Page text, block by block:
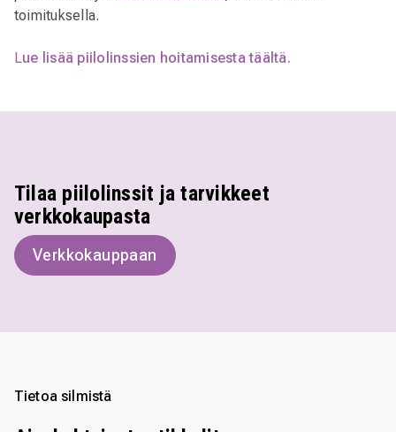
toimituksella.
Lue lisää piilolinssien hoitamisesta täältä.
Tilaa piilolinssit ja tarvikkeet
verkkokaupasta
Verkkokauppaan
Tietoa silmistä